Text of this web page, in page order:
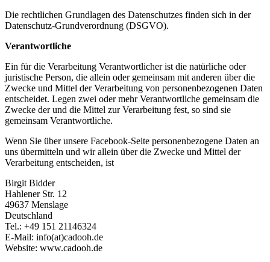
Die rechtlichen Grundlagen des Datenschutzes finden sich in der
Datenschutz-Grundverordnung (DSGVO).
Verantwortliche
Ein für die Verarbeitung Verantwortlicher ist die natürliche oder
juristische Person, die allein oder gemeinsam mit anderen über die
Zwecke und Mittel der Verarbeitung von personenbezogenen Daten
entscheidet. Legen zwei oder mehr Verantwortliche gemeinsam die
Zwecke der und die Mittel zur Verarbeitung fest, so sind sie
gemeinsam Verantwortliche.
Wenn Sie über unsere Facebook-Seite personenbezogene Daten an
uns übermitteln und wir allein über die Zwecke und Mittel der
Verarbeitung entscheiden, ist
Birgit Bidder
Hahlener Str. 12
49637 Menslage
Deutschland
Tel.: +49 151 21146324
E-Mail: info(at)cadooh.de
Website: www.cadooh.de